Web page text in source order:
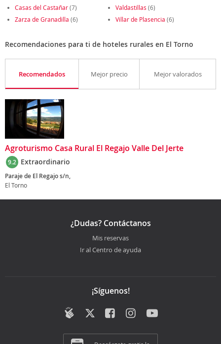
Casas del Castañar(7) Valdastillas (6)
Zarza de Granadilla (6) Villar de Plasencia (6)
Recomendaciones para ti de hoteles rurales en El Torno
Recomendados Mejor precio Mejor valorados
Agroturismo Casa Rural El Regajo Valle Del Jerte
9.2 Extraordinario
Paraje de El Regajo s/n,
El Torno
¿Dudas? Contáctanos
Mis reservas
Ir al Centro de ayuda
¡Síguenos!